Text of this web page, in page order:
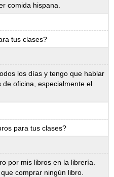
comida hispana.
tus clases?
los días y tengo que hablar
oficina, especialmente el
para tus clases?
por mis libros en la librería.
comprar ningún libro.